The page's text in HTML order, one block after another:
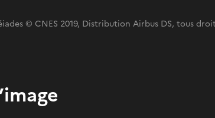
© CNES 2019, Distribution Airbus DS, tous